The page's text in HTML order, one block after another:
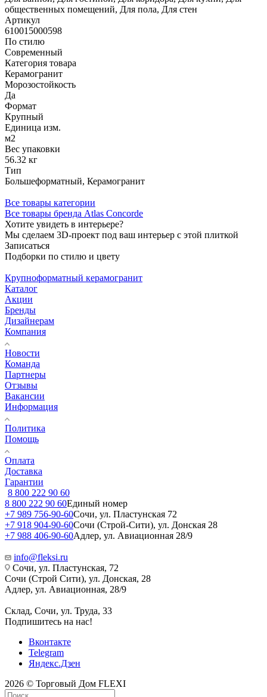
общественных помещений, Для пола, Для стен
Артикул
610015000598
По стилю
Современный
Категория товара
Керамогранит
Морозостойкость
Да
Формат
Крупный
Единица изм.
м2
Вес упаковки
56.32 кг
Тип
Большеформатный, Керамогранит
Все товары категории
Все товары бренда Atlas Concorde
Хотите увидеть в интерьере?
Мы сделаем 3D-проект под ваш интерьер с этой плиткой
Записаться
Подборки по стилю и цвету
Крупноформатный керамогранит
Каталог
Акции
Бренды
Дизайнерам
Компания
Новости
Команда
Партнеры
Отзывы
Вакансии
Информация
Политика
Помощь
Оплата
Доставка
Гарантии
8 800 222 90 60
8 800 222 90 60Единый номер
+7 989 756-90-60Сочи, ул. Пластунская 72
+7 918 904-90-60Сочи (Строй-Сити), ул. Донская 28
+7 988 406-90-60Адлер, ул. Авиационная 28/9
info@fleksi.ru
Сочи, ул. Пластунская, 72
Сочи (Строй Сити), ул. Донская, 28
Адлер, ул. Авиационная, 28/9
Склад, Сочи, ул. Труда, 33
Подпишитесь на нас!
Вконтакте
Telegram
Яндекс.Дзен
2026 © Торговый Дом FLEXI